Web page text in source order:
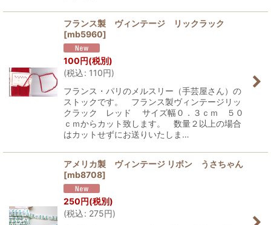
フランス製 ヴィンテージ リックラック
[mb5960]
100円(税別)
(税込: 110円)
フランス・パリのメルスリー（手芸屋さん）の
ストックです。 フランス製ヴィンテージリッ
クラック レッド サイズ幅０．３ｃｍ ５０
ｃｍからカット致します。 数量２以上の場合
はカットせずにお送りいたしま…
アメリカ製 ヴィンテージ リボン うさちゃん
[mb8708]
250円(税別)
(税込: 275円)